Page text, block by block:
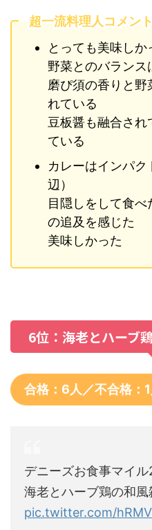
超一流料理人コメン
とっても美味しか
野菜とのバラン
磨ぴ須の香りと野
れている
豆板醤も融合され
ている
カレーはインパ
辺）
目隠しをして食
の追及を感じた
美味しかった
6位：海老とハーブ
合格：6人／不合格：1
デニーズお食事マイ
海老とハーブ鶏の和風
pic.twitter.com/